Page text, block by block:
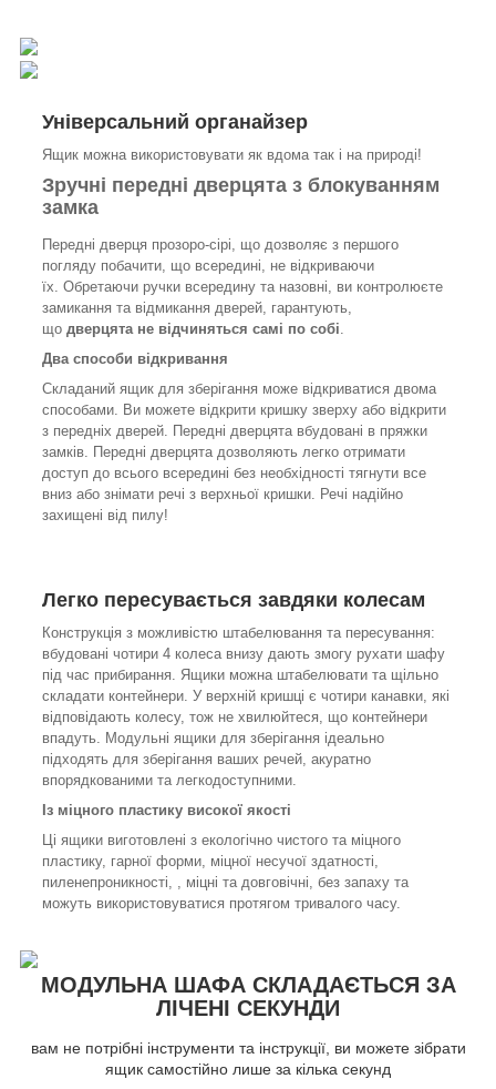
Універсальний органайзер
Ящик можна використовувати як вдома так і на природі!
Зручні передні дверцята з блокуванням
замка
Передні дверця прозоро-сірі, що дозволяє з першого
погляду побачити, що всередині, не відкриваючи
їх. Обретаючи ручки всередину та назовні, ви контролюєте
замикання та відмикання дверей, гарантують,
що дверцята не відчиняться самі по собі.
Два способи відкривання
Складаний ящик для зберігання може відкриватися двома
способами. Ви можете відкрити кришку зверху або відкрити
з передніх дверей. Передні дверцята вбудовані в пряжки
замків. Передні дверцята дозволяють легко отримати
доступ до всього всередині без необхідності тягнути все
вниз або знімати речі з верхньої кришки. Речі надійно
захищені від пилу!
Легко пересувається завдяки колесам
Конструкція з можливістю штабелювання та пересування:
вбудовані чотири 4 колеса внизу дають змогу рухати шафу
під час прибирання. Ящики можна штабелювати та щільно
складати контейнери. У верхній кришці є чотири канавки, які
відповідають колесу, тож не хвилюйтеся, що контейнери
впадуть. Модульні ящики для зберігання ідеально
підходять для зберігання ваших речей, акуратно
впорядкованими та легкодоступними.
Із міцного пластику високої якості
Ці ящики виготовлені з екологічно чистого та міцного
пластику, гарної форми, міцної несучої здатності,
пиленепроникності, , міцні та довговічні, без запаху та
можуть використовуватися протягом тривалого часу.
МОДУЛЬНА ШАФА СКЛАДАЄТЬСЯ ЗА
ЛІЧЕНІ СЕКУНДИ
вам не потрібні інструменти та інструкції, ви можете зібрати
ящик самостійно лише за кілька секунд